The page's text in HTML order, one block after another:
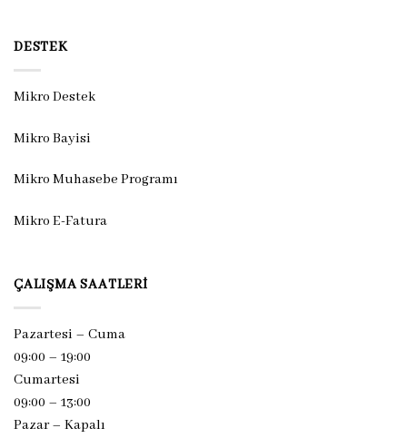
DESTEK
Mikro Destek
Mikro Bayisi
Mikro Muhasebe Programı
Mikro E-Fatura
ÇALIŞMA SAATLERI
Pazartesi – Cuma
09:00 – 19:00
Cumartesi
09:00 – 13:00
Pazar – Kapalı